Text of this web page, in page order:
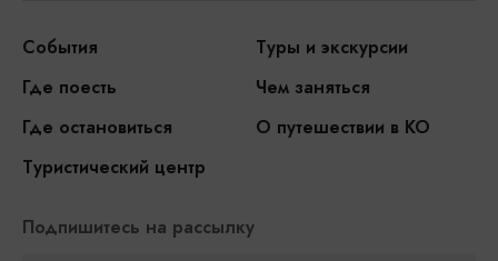
События
Туры и экскурсии
Где поесть
Чем заняться
Где остановиться
О путешествии в КО
Туристический центр
Подпишитесь на рассылку